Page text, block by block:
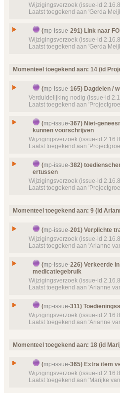
Object(en)
Doel van
19785
Prioriteit
normaal
Object(en)
Doel van
23033
Wijzigingsverzoek (issue-id
Laatst toegekend aan 'Gerda
Issue
gedefinieerd
mp-issue-
Status
Object(en)
Doel van
22404
Details
Klik hier
(mp-issue-291) Link naar
Wijzigingsverzoek (issue-id
Laatst toegekend aan 'Gerda
Id
mp-issue-
Type
Status
Prioriteit
normaal
Object(en)
102
Momenteel toegekend aan: 14 (id
(mp-issue-165) Dagdelen /
Verduidelijking nodig (issue-id
Laatst toegekend aan
Issue
Dagdelen /
mp-issue-
Prioriteit
normaal
Object(en)
19953
Klik hier
(mp-issue-367) Niet-
kunnen voorschrijven
Wijzigingsverzoek (issue-id
Laatst toegekend aan
Issue
Niet-
kunnen
mp-issue-
Prioriteit
normaal
19925
Details
Klik hier
(mp-issue-382)
ertussen
Wijzigingsverzoek (issue-id
Laatst toegekend aan
Issue
ertussen
Type
Status
Object(en)
Doel van
Details
Klik hier
Momenteel toegekend aan: 9 (id
(mp-issue-201) Verplichte
Wijzigingsverzoek (issue-id
Laatst toegekend aan 'Arianne
Issue
Verplichte
Prioriteit
normaal
Object(en)
Template
9021
(mp-issue-226) Verkeerde
medicatiegebruik
Wijzigingsverzoek (issue-id
Laatst toegekend aan 'Arianne
Issue
Verkeerde
mp-issue-
Status
Object(en)
Doel van
17:17:19)
Details
Klik hier
(mp-issue-311)
Wijzigingsverzoek (issue-id
Laatst toegekend aan 'Arianne
Id
mp-issue-
Type
Status
Prioriteit
normaal
Momenteel toegekend aan: 18 (id
(mp-issue-365) Extra item
Wijzigingsverzoek (issue-id
Laatst toegekend aan 'Marijke